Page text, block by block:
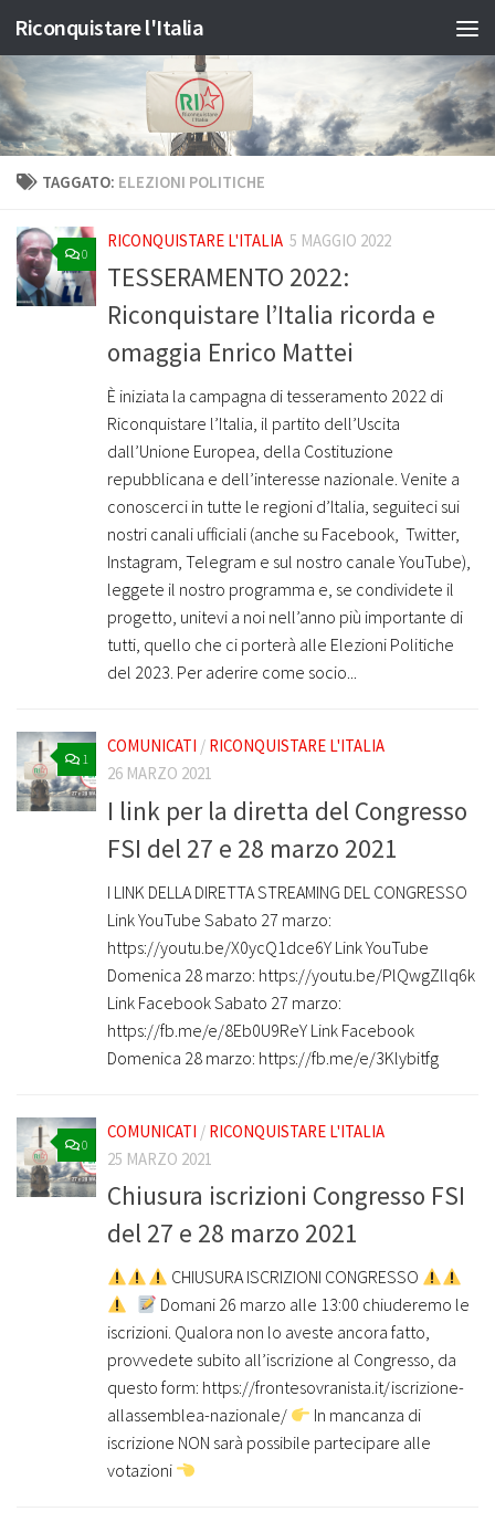
Salta al contenuto
Riconquistare l'Italia
TAGGATO: ELEZIONI POLITICHE
0
RICONQUISTARE L'ITALIA 5 MAGGIO 2022
TESSERAMENTO 2022:
Riconquistare l’Italia ricorda e
omaggia Enrico Mattei
È iniziata la campagna di tesseramento 2022 di
Riconquistare l’Italia, il partito dell’Uscita
dall’Unione Europea, della Costituzione
repubblicana e dell’interesse nazionale. Venite a
conoscerci in tutte le regioni d’Italia, seguiteci sui
nostri canali ufficiali (anche su Facebook, Twitter,
Instagram, Telegram e sul nostro canale YouTube),
leggete il nostro programma e, se condividete il
progetto, unitevi a noi nell’anno più importante di
tutti, quello che ci porterà alle Elezioni Politiche
del 2023. Per aderire come socio...
1
COMUNICATI / RICONQUISTARE L'ITALIA
26 MARZO 2021
I link per la diretta del Congresso
FSI del 27 e 28 marzo 2021
I LINK DELLA DIRETTA STREAMING DEL CONGRESSO
Link YouTube Sabato 27 marzo:
https://youtu.be/X0ycQ1dce6Y Link YouTube
Domenica 28 marzo: https://youtu.be/PlQwgZllq6k
Link Facebook Sabato 27 marzo:
https://fb.me/e/8Eb0U9ReY Link Facebook
Domenica 28 marzo: https://fb.me/e/3Klybitfg
0
COMUNICATI / RICONQUISTARE L'ITALIA
25 MARZO 2021
Chiusura iscrizioni Congresso FSI
del 27 e 28 marzo 2021
CHIUSURA ISCRIZIONI CONGRESSO
Domani 26 marzo alle 13:00 chiuderemo le
iscrizioni. Qualora non lo aveste ancora fatto,
provvedete subito all’iscrizione al Congresso, da
questo form: https://frontesovranista.it/iscrizione-
allassemblea-nazionale/
In mancanza di
iscrizione NON sarà possibile partecipare alle
votazioni